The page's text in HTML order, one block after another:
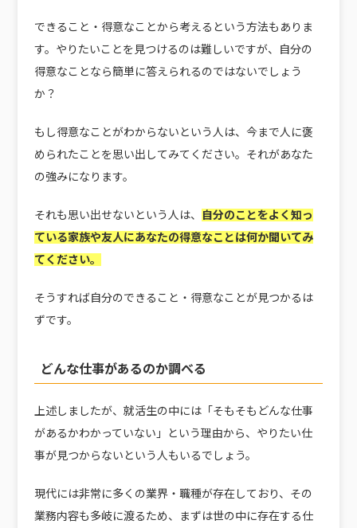
できること・得意なことから考えるという方法もありま
す。やりたいことを見つけるのは難しいですが、自分の
得意なことなら簡単に答えられるのではないでしょう
か？
もし得意なことがわからないという人は、今まで人に褒
められたことを思い出してみてください。それがあなた
の強みになります。
それも思い出せないという人は、
自分のことをよく知っ
ている家族や友人にあなたの得意なことは何か聞いてみ
てください。
そうすれば自分のできること・得意なことが見つかるは
ずです。
どんな仕事があるのか調べる
上述しましたが、就活生の中には「そもそもどんな仕事
があるかわかっていない」という理由から、やりたい仕
事が見つからないという人もいるでしょう。
現代には非常に多くの業界・職種が存在しており、その
業務内容も多岐に渡るため、まずは世の中に存在する仕